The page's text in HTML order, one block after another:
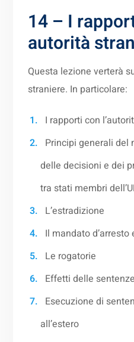
14 – I
autorità
Questa lezione verterà
straniere. In particolare:
I rapporti con
Principi generali del
delle decisioni e dei
tra stati membri
L’estradizione
Il mandato d’arresto
Le rogatorie
Effetti delle
Esecuzione di
all’estero